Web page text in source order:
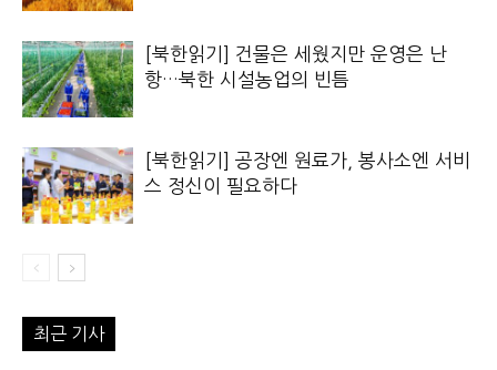
[북한읽기] 건물은 세웠지만 운영은 난
항…북한 시설농업의 빈틈
[북한읽기] 공장엔 원료가, 봉사소엔 서비
스 정신이 필요하다
최근 기사